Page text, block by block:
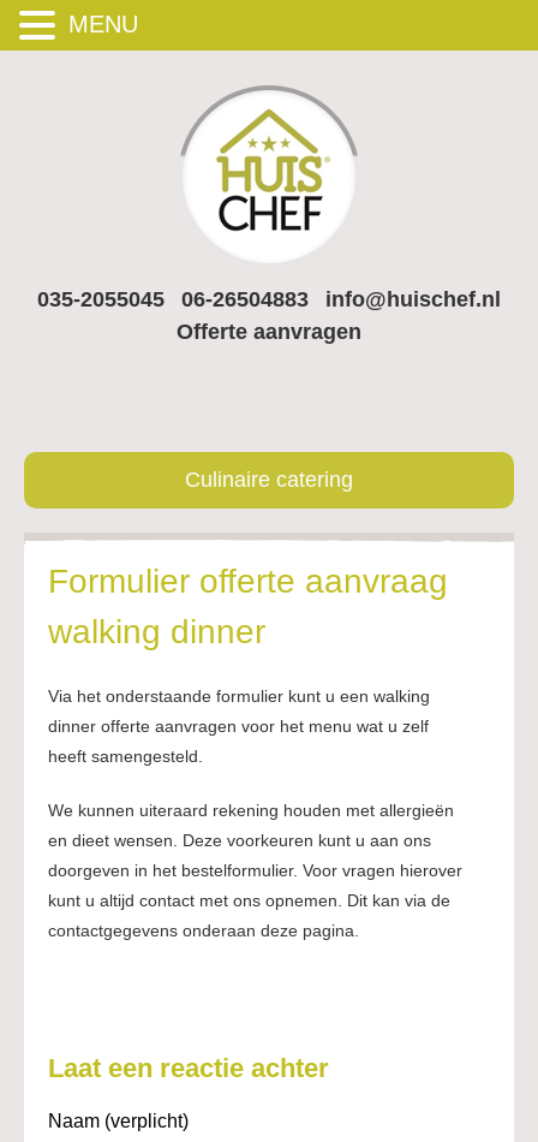
035-2055045 06-26504883
info@huischef.nl
Offerte aanvragen
Culinaire catering
Formulier offerte aanvraag
walking dinner
Via het onderstaande formulier kunt u een walking
dinner offerte aanvragen voor het menu wat u zelf
heeft samengesteld.
We kunnen uiteraard rekening houden met allergieën
en dieet wensen. Deze voorkeuren kunt u aan ons
doorgeven in het bestelformulier. Voor vragen hierover
kunt u altijd contact met ons opnemen. Dit kan via de
contactgegevens onderaan deze pagina.
Laat een reactie achter
Naam (verplicht)
MENU